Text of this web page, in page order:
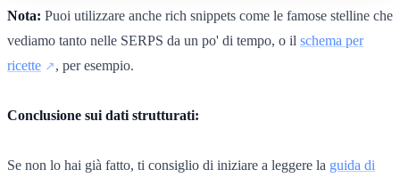
Nota: Puoi utilizzare anche rich snippets come le famose stelline che
vediamo tanto nelle SERPS da un po' di tempo, o il schema per
ricette
, per esempio.
Conclusione sui dati strutturati:
Se non lo hai già fatto, ti consiglio di iniziare a leggere la guida di